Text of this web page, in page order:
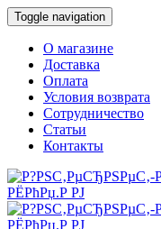
Toggle navigation
О магазине
Доставка
Оплата
Условия возврата
Сотрудничество
Статьи
Контакты